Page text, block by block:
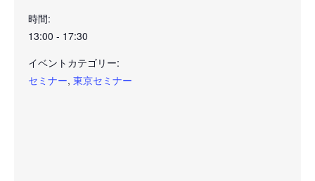
時間:
13:00 - 17:30
イベントカテゴリー:
セミナー, 東京セミナー